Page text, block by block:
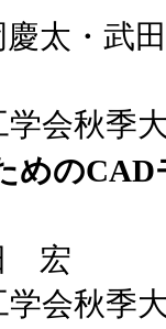
慶太・
会秋季
めの
宏
会秋季